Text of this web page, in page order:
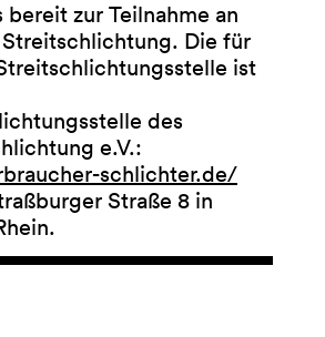
zur Teilnahme an
Die für
ist
des
e.V.:
schlichter.de/
Straße 8 in